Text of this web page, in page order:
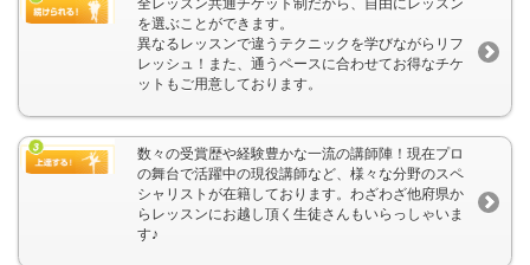
を選ぶことができます。
異なるレッスンで違うテクニックを学びながらリフ
レッシュ！また、通うペースに合わせてお得なチケ
ットもご用意しております。
数々の受賞歴や経験豊かな一流の講師陣！現在プロ
の舞台で活躍中の現役講師など、様々な分野のスペ
シャリストが在籍しております。わざわざ他府県か
らレッスンにお越し頂く生徒さんもいらっしゃいま
す♪